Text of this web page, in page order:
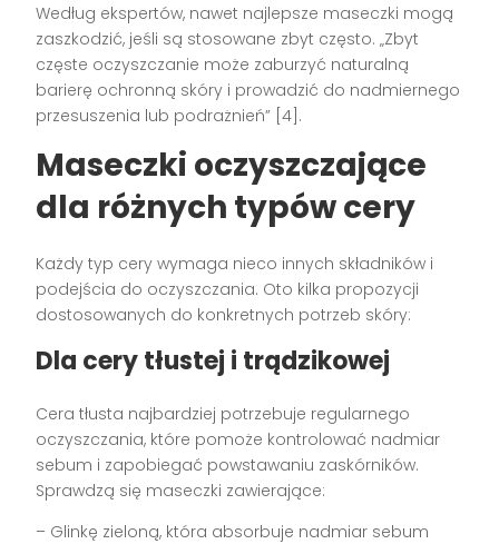
Według ekspertów, nawet najlepsze maseczki mogą
zaszkodzić, jeśli są stosowane zbyt często. „Zbyt
częste oczyszczanie może zaburzyć naturalną
barierę ochronną skóry i prowadzić do nadmiernego
przesuszenia lub podrażnień” [4].
Maseczki oczyszczające
dla różnych typów cery
Każdy typ cery wymaga nieco innych składników i
podejścia do oczyszczania. Oto kilka propozycji
dostosowanych do konkretnych potrzeb skóry:
Dla cery tłustej i trądzikowej
Cera tłusta najbardziej potrzebuje regularnego
oczyszczania, które pomoże kontrolować nadmiar
sebum i zapobiegać powstawaniu zaskórników.
Sprawdzą się maseczki zawierające:
– Glinkę zieloną, która absorbuje nadmiar sebum